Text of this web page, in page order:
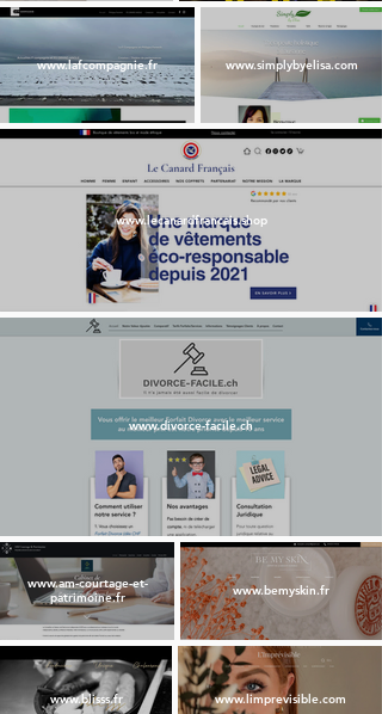
www.lafcompagnie.fr www.simplybyelisa.com
www.lecanardfrancais.shop
www.divorce-facile.ch
www.am-courtage-et-
patrimoine.fr
www.bemyskin.fr
www.blisss.fr www.limprevisible.com